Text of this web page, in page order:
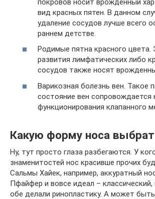
вид красных пятен. В данном
удаление сосудов лучше всего
раннем детстве.
Родимые пятна красного цвета.
развития лимфатических либо
сосудов также носят
Варикозная болезнь вен. Такое
состояние вен сопровождается
функционирования клапанного
Какую форму носа
Ну, тут просто глаза разбегаются. У
знаменитостей нос красивше прочих
Сальмы Хайек, например, аккуратный
Пфайфер и вовсе идеал –
обе делали ринопластику. А может